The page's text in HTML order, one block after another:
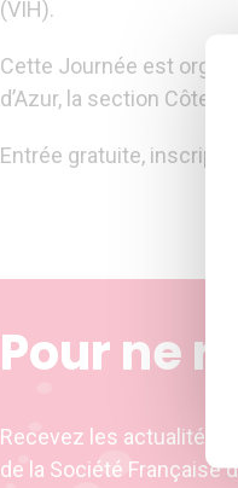
(VIH).
Cette Journée est
d’Azur, la section Côte
Entrée gratuite,
Pour ne
Recevez les actualités
de la Société Française